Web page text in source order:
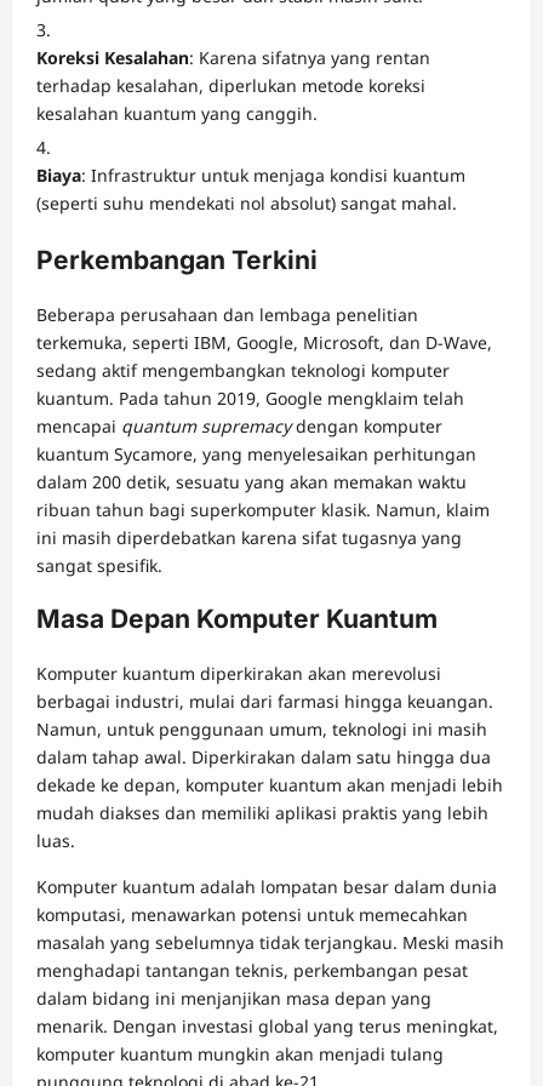
Koreksi Kesalahan: Karena sifatnya yang rentan
terhadap kesalahan, diperlukan metode koreksi
kesalahan kuantum yang canggih.
Biaya: Infrastruktur untuk menjaga kondisi kuantum
(seperti suhu mendekati nol absolut) sangat mahal.
Perkembangan Terkini
Beberapa perusahaan dan lembaga penelitian
terkemuka, seperti IBM, Google, Microsoft, dan D-Wave,
sedang aktif mengembangkan teknologi komputer
kuantum. Pada tahun 2019, Google mengklaim telah
mencapai quantum supremacydengan komputer
kuantum Sycamore, yang menyelesaikan perhitungan
dalam 200 detik, sesuatu yang akan memakan waktu
ribuan tahun bagi superkomputer klasik. Namun, klaim
ini masih diperdebatkan karena sifat tugasnya yang
sangat spesifik.
Masa Depan Komputer Kuantum
Komputer kuantum diperkirakan akan merevolusi
berbagai industri, mulai dari farmasi hingga keuangan.
Namun, untuk penggunaan umum, teknologi ini masih
dalam tahap awal. Diperkirakan dalam satu hingga dua
dekade ke depan, komputer kuantum akan menjadi lebih
mudah diakses dan memiliki aplikasi praktis yang lebih
luas.
Komputer kuantum adalah lompatan besar dalam dunia
komputasi, menawarkan potensi untuk memecahkan
masalah yang sebelumnya tidak terjangkau. Meski masih
menghadapi tantangan teknis, perkembangan pesat
dalam bidang ini menjanjikan masa depan yang
menarik. Dengan investasi global yang terus meningkat,
komputer kuantum mungkin akan menjadi tulang
punggung teknologi di abad ke-21.